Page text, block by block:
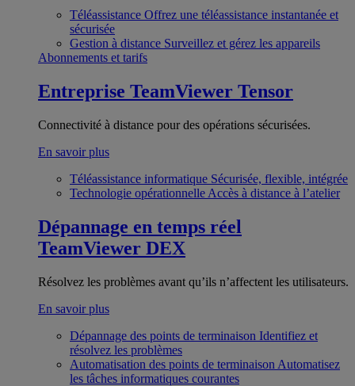
Téléassistance Offrez une téléassistance instantanée et
sécurisée
Gestion à distance Surveillez et gérez les appareils
Abonnements et tarifs
Entreprise TeamViewer Tensor
Connectivité à distance pour des opérations sécurisées.
En savoir plus
Téléassistance informatique Sécurisée, flexible, intégrée
Technologie opérationnelle Accès à distance à l’atelier
Dépannage en temps réel
TeamViewer DEX
Résolvez les problèmes avant qu’ils n’affectent les utilisateurs.
En savoir plus
Dépannage des points de terminaison Identifiez et
résolvez les problèmes
Automatisation des points de terminaison Automatisez
les tâches informatiques courantes